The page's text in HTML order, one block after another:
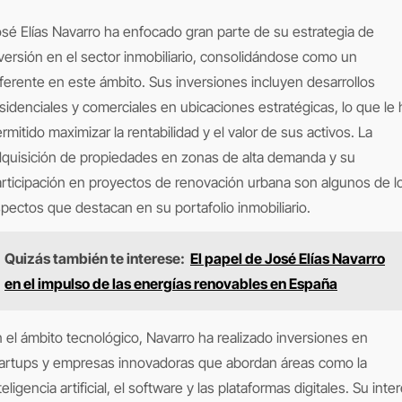
Elías Navarro ha enfocado gran parte de su estrategia de
en el sector inmobiliario, consolidándose como un
en este ámbito. Sus inversiones incluyen desarrollos
y comerciales en ubicaciones estratégicas, lo que le
maximizar la rentabilidad y el valor de sus activos. La
de propiedades en zonas de alta demanda y su
en proyectos de renovación urbana son algunos de
que destacan en su portafolio inmobiliario.
Quizás también te interese: El papel de José Elías Navarro
en el impulso de las energías renovables en España
el ámbito tecnológico, Navarro ha realizado inversiones en
y empresas innovadoras que abordan áreas como la
artificial, el software y las plataformas digitales. Su